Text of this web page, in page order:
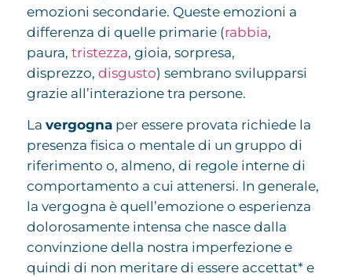
emozioni secondarie. Queste emozioni a
differenza di quelle primarie (rabbia,
paura, tristezza, gioia, sorpresa,
disprezzo, disgusto) sembrano svilupparsi
grazie all’interazione tra persone.
La vergognaper essere provata richiede la
presenza fisica o mentale di un gruppo di
riferimento o, almeno, di regole interne di
comportamento a cui attenersi. In generale,
la vergogna è quell’emozione o esperienza
dolorosamente intensa che nasce dalla
convinzione della nostra imperfezione e
quindi di non meritare di essere accettat* e